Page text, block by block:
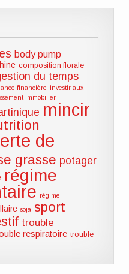
body pump
composition florale
du temps
financière investir aux
immobilier
mincir
de
grasse potager
régime
régime
soja sport
trouble
respiratoire trouble